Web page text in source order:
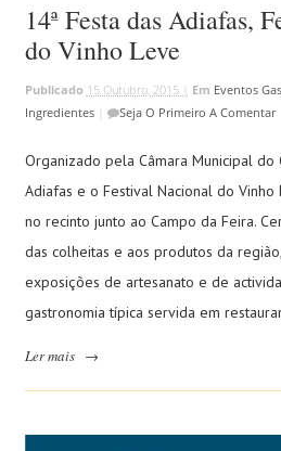
14ª Festa das Adiafas,
do Vinho Leve
Publicado 15 Outubro, 2015 | Em Eventos
Ingredientes| Seja O Primeiro A Comentar
Organizado pela Câmara Municipal do
Adiafas e o Festival Nacional do
no recinto junto ao Campo da Feira.
das colheitas e aos produtos da
exposições de artesanato e de
gastronomia típica servida em
Ler mais →